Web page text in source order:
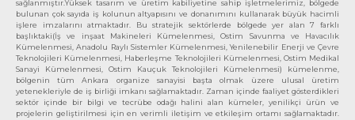
sağlanmıştır.Yüksek tasarım ve üretim kabiliyetine sahip işletmelerimiz, bölgede
bulunan çok sayıda iş kolunun altyapısını ve donanımını kullanarak büyük hacimli
işlere imzalarını atmaktadır. Bu stratejik sektörlerde bölgede yer alan 7 farklı
başlıktaki(İş ve inşaat Makineleri Kümelenmesi, Ostim Savunma ve Havacılık
Kümelenmesi, Anadolu Raylı Sistemler Kümelenmesi, Yenilenebilir Enerji ve Çevre
Teknolojileri Kümelenmesi, Haberleşme Teknolojileri Kümelenmesi, Ostim Medikal
Sanayi Kümelenmesi, Ostim Kauçuk Teknolojileri Kümelenmesi) kümelenme,
bölgenin tüm Ankara organize sanayisi başta olmak üzere ulusal üretim
yetenekleriyle de iş birliği imkanı sağlamaktadır. Zaman içinde faaliyet gösterdikleri
sektör içinde bir bilgi ve tecrübe odağı halini alan kümeler, yenilikçi ürün ve
projelerin geliştirilmesi için en verimli iletişim ve etkileşim ortamı sağlamaktadır.